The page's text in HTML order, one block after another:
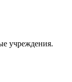
учреждения.